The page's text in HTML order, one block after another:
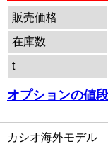
販売価格
在庫数
t
オプションの値
カシオ海外モデル